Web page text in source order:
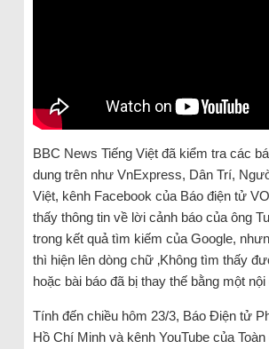
BBC News Tiếng Việt đã kiểm tra các
dung trên như VnExpress, Dân Trí,
Việt, kênh Facebook của Báo điện tử
thấy thông tin về lời cảnh báo của ông
trong kết quả tìm kiếm của Google,
thì hiện lên dòng chữ ‚Không tìm thấy
hoặc bài báo đã bị thay thế bằng một
Tính đến chiều hôm 23/3, Báo Điện tử
Hồ Chí Minh và kênh YouTube của